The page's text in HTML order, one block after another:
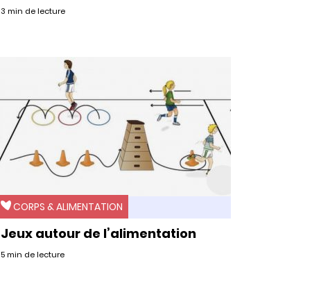
3 min de lecture
CORPS & ALIMENTATION
Jeux autour de l’alimentation
5 min de lecture